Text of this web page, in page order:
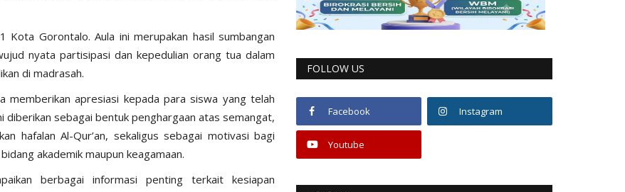
Gorontalo. Aula ini merupakan hasil sumbangan
nyata partisipasi dan kepedulian orang tua dalam
di madrasah.
apresiasi kepada para siswa yang telah
diberikan sebagai bentuk penghargaan atas semangat,
hafalan Al-Qur’an, sekaligus sebagai motivasi bagi
akademik maupun keagamaan.
berbagai informasi penting terkait kesiapan
FOLLOW US
Facebook Instagram
Youtube